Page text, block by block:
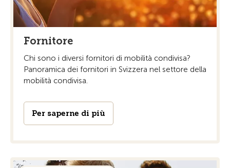
Fornitore
Chi sono i diversi fornitori di mobilità condivisa?
Panoramica dei fornitori in Svizzera nel settore della
mobilità condivisa.
Per saperne di più